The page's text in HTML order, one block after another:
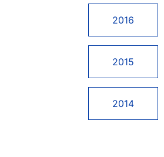
2016
2015
2014